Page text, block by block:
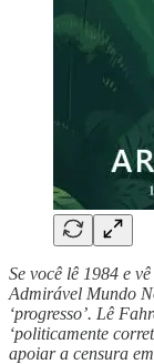
Se você lê 1984 e
Admirável Mundo
‘progresso’. Lê
‘politicamente
apoiar a censura